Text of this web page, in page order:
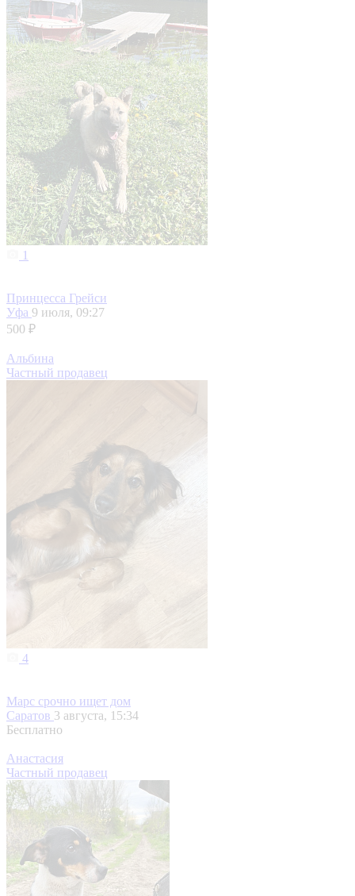
1
Принцесса Грейси
Уфа 9 июля, 09:27
500 ₽
Альбина
Частный продавец
4
Марс срочно ищет дом
Саратов 3 августа, 15:34
Бесплатно
Анастасия
Частный продавец